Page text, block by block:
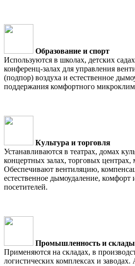
Образование и спорт
Используются в школах, детских
конференц-залах для управления
(подпор) воздуха и естественное
поддержания комфортного
Культура и торговля
Устанавливаются в театрах, домах
концертных залах, торговых центрах,
Обеспечивают вентиляцию,
естественное дымоудаление, комфорт
посетителей.
Промышленность и склады
Применяются на складах, в
логистических комплексах и